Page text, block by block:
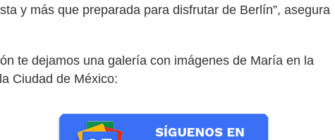
y más que preparada para disfrutar de Berlín”, asegura
te dejamos una galería con imágenes de María en la
Ciudad de México: